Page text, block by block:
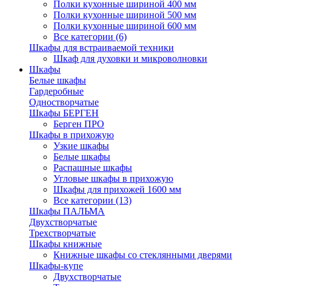
Полки кухонные шириной 400 мм
Полки кухонные шириной 500 мм
Полки кухонные шириной 600 мм
Все категории (6)
Шкафы для встраиваемой техники
Шкаф для духовки и микроволновки
Шкафы
Белые шкафы
Гардеробные
Одностворчатые
Шкафы БЕРГЕН
Берген ПРО
Шкафы в прихожую
Узкие шкафы
Белые шкафы
Распашные шкафы
Угловые шкафы в прихожую
Шкафы для прихожей 1600 мм
Все категории (13)
Шкафы ПАЛЬМА
Двухстворчатые
Трехстворчатые
Шкафы книжные
Книжные шкафы со стеклянными дверями
Шкафы-купе
Двухстворчатые